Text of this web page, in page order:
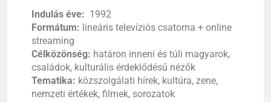
Indulás éve: 1992
Formátum: lineáris televíziós csatorna + online
streaming
Célközönség: határon inneni és túli magyarok,
családok, kulturális érdeklődésű nézők
Tematika: közszolgálati hírek, kultúra, zene,
nemzeti értékek, filmek, sorozatok